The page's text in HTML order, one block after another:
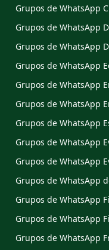
Grupos de WhatsApp
Grupos de WhatsApp
Grupos de WhatsApp
Grupos de WhatsApp
Grupos de WhatsApp
Grupos de WhatsApp
Grupos de WhatsApp
Grupos de WhatsApp
Grupos de WhatsApp
Grupos de WhatsApp
Grupos de WhatsApp
Grupos de WhatsApp
Grupos de WhatsApp